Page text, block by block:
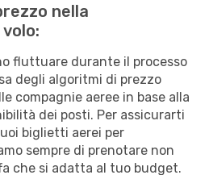
nella
fluttuare durante il processo
degli algoritmi di prezzo
compagnie aeree in base alla
dei posti. Per assicurarti
biglietti aerei per
sempre di prenotare non
che si adatta al tuo budget.